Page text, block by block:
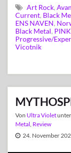
Art Rock,
Current, Black
ENS NAVEN,
Black Metal,
Progressive/
Vicotnik
Von Ultra Violetunter
Metal Review
24. November